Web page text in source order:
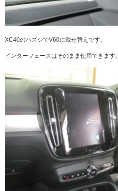
XC40のハズシでV60に載せ替えです。
インターフェースはそのまま使用できます。